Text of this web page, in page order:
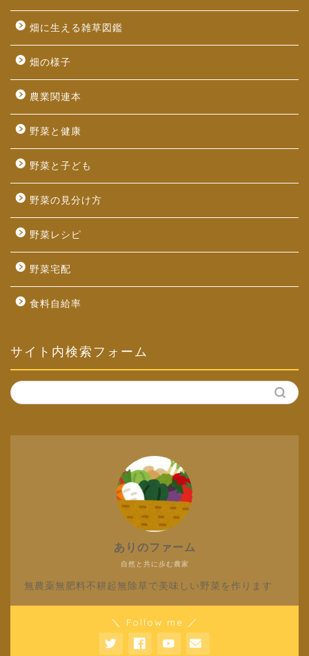
畑に生える雑草図鑑
畑の様子
農業関連本
野菜と健康
野菜と子ども
野菜の見分け方
野菜レシピ
野菜宅配
食料自給率
サイト内検索フォーム
自然と共に歩む農家
ありのファーム
無農薬無肥料不耕起無除草で美味しい野菜を作ります
＼ Follow me ／